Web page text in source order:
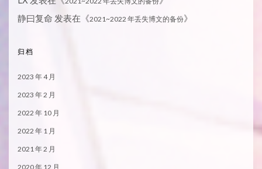
静曰复命 发表在《2021~2022 年丢失博文的备份》
归档
2023 年 4 月
2023 年 2 月
2022 年 10 月
2022 年 1 月
2021 年 2 月
2020 年 12 月